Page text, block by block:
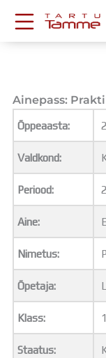
content
Drive
Tamme
Tamme
Koorilaul
Ainepass:
Õppeaasta:
Valdkond:
Periood: 2
Aine:
Nimetus:
Õpetaja:
Klass:
Staatus: